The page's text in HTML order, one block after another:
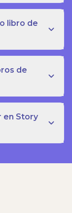
libro de
de
en Story